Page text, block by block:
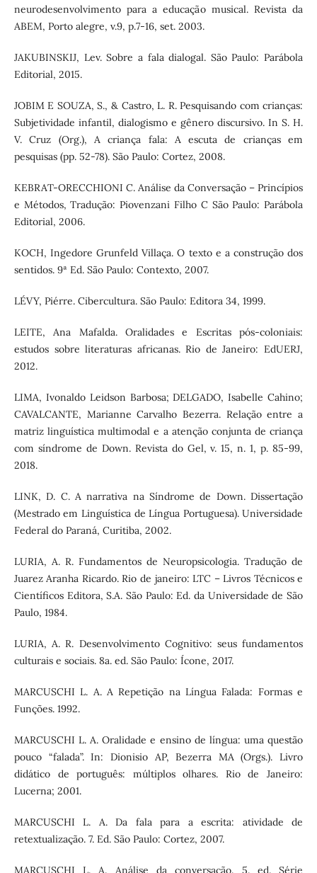
neurodesenvolvimento para a educação musical. Revista da
ABEM, Porto alegre, v.9, p.7-16, set. 2003.
JAKUBINSKIJ, Lev. Sobre a fala dialogal. São Paulo: Parábola
Editorial, 2015.
JOBIM E SOUZA, S., & Castro, L. R. Pesquisando com crianças:
Subjetividade infantil, dialogismo e gênero discursivo. In S. H.
V. Cruz (Org.), A criança fala: A escuta de crianças em
pesquisas (pp. 52-78). São Paulo: Cortez, 2008.
KEBRAT-ORECCHIONI C. Análise da Conversação – Princípios
e Métodos, Tradução: Piovenzani Filho C São Paulo: Parábola
Editorial, 2006.
KOCH, Ingedore Grunfeld Villaça. O texto e a construção dos
sentidos. 9ª Ed. São Paulo: Contexto, 2007.
LÉVY, Piérre. Cibercultura. São Paulo: Editora 34, 1999.
LEITE, Ana Mafalda. Oralidades e Escritas pós-coloniais:
estudos sobre literaturas africanas. Rio de Janeiro: EdUERJ,
2012.
LIMA, Ivonaldo Leidson Barbosa; DELGADO, Isabelle Cahino;
CAVALCANTE, Marianne Carvalho Bezerra. Relação entre a
matriz linguística multimodal e a atenção conjunta de criança
com síndrome de Down. Revista do Gel, v. 15, n. 1, p. 85-99,
2018.
LINK, D. C. A narrativa na Síndrome de Down. Dissertação
(Mestrado em Linguística de Língua Portuguesa). Universidade
Federal do Paraná, Curitiba, 2002.
LURIA, A. R. Fundamentos de Neuropsicologia. Tradução de
Juarez Aranha Ricardo. Rio de janeiro: LTC – Livros Técnicos e
Científicos Editora, S.A. São Paulo: Ed. da Universidade de São
Paulo, 1984.
LURIA, A. R. Desenvolvimento Cognitivo: seus fundamentos
culturais e sociais. 8a. ed. São Paulo: Ícone, 2017.
MARCUSCHI L. A. A Repetição na Língua Falada: Formas e
Funções. 1992.
MARCUSCHI L. A. Oralidade e ensino de língua: uma questão
pouco “falada”. In: Dionisio AP, Bezerra MA (Orgs.). Livro
didático de português: múltiplos olhares. Rio de Janeiro:
Lucerna; 2001.
MARCUSCHI L. A. Da fala para a escrita: atividade de
retextualização. 7. Ed. São Paulo: Cortez, 2007.